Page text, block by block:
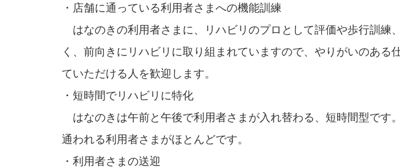
・店舗に通っている利用者さまへの機能訓練
はなのきの利用者さまに、リハビリのプロとして評価や歩行訓練
く、前向きにリハビリに取り組まれていますので、やりがいのあ
ていただける人を歓迎します。
・短時間でリハビリに特化
はなのきは午前と午後で利用者さまが入れ替わる、短時間型です
通われる利用者さまがほとんどです。
・利用者さまの送迎